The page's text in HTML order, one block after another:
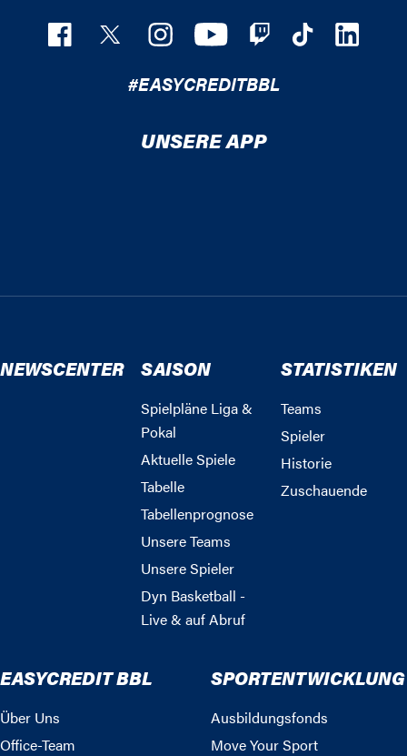
#EASYCREDITBBL
UNSERE APP
NEWSCENTER SAISON
Spielpläne Liga &
Pokal
Aktuelle Spiele
Tabelle
Tabellenprognose
Unsere Teams
Unsere Spieler
Dyn Basketball -
Live & auf Abruf
STATISTIKEN
Teams
Spieler
Historie
Zuschauende
EASYCREDIT BBL
Über Uns
Office-Team
SPORTENTWICKLUNG
Ausbildungsfonds
Move Your Sport